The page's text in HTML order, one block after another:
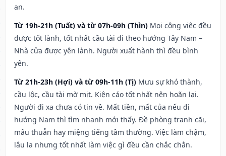
an.
Từ 19h-21h (Tuất) và từ 07h-09h (Thìn) Mọi công việc đều
được tốt lành, tốt nhất cầu tài đi theo hướng Tây Nam –
Nhà cửa được yên lành. Người xuất hành thì đều bình
yên.
Từ 21h-23h (Hợi) và từ 09h-11h (Tị) Mưu sự khó thành,
cầu lộc, cầu tài mờ mịt. Kiện cáo tốt nhất nên hoãn lại.
Người đi xa chưa có tin về. Mất tiền, mất của nếu đi
hướng Nam thì tìm nhanh mới thấy. Đề phòng tranh cãi,
mâu thuẫn hay miệng tiếng tầm thường. Việc làm chậm,
lâu la nhưng tốt nhất làm việc gì đều cần chắc chắn.